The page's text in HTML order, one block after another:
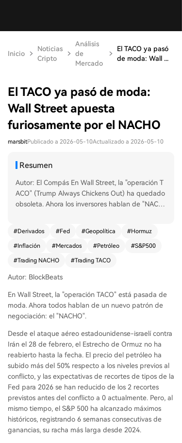
Inicio
Noticias
Cripto
Análisis
de
Mercado
El TACO ya pasó
de moda: Wall ...
El TACO ya pasó de moda:
Wall Street apuesta
furiosamente por el NACHO
marsbitPublicado a 2026-05-10Actualizado a 2026-05-10
Resumen
Autor: El Compás En Wall Street, la "operación T
ACO" (Trump Always Chickens Out) ha quedado
obsoleta. Ahora los inversores hablan de "NACH
z permanecerá cerrado tras los ataques aéreos
de EE.UU. e Israel a Irán a finales de febrero, lo
que mantendrá los precios del petróleo altos de
de marzo. Un mensaje de Trump en Truth Social
anunciando diálogos con Irán hizo rebotar breve
mente los mercados, pero Teherán lo negó. Des
de entonces, el petróleo (Brent) se mantiene po
r encima de los 100 dólares, mientras que el S&P
500 continúa alcanzando máximos históricos. Lo
s mercados ya no se mueven al unísono. NACHO
se refleja en tres derivados: 1) Los seguros marít
imos para cruzar Ormuz se han disparado hasta
el 8% del valor del buque. 2) La curva de futuro
s del petróleo muestra una fuerte situación de
"backwardation", anticipando precios altos a co
rto plazo. 3) Los mercados ahora descuentan ce
ro recortes de tasas por la Fed en 2026 debido
a la inflación energética. Internamente, el merca
#Derivados #Fed #Geopolítica #Hormuz
#Inflación #Mercados #Petróleo #S&P500
#Trading NACHO #Trading TACO
Autor: BlockBeats
En Wall Street, la "operación TACO" está pasada de
moda. Ahora todos hablan de un nuevo patrón de
negociación: el "NACHO".
Desde el ataque aéreo estadounidense-israelí contra
Irán el 28 de febrero, el Estrecho de Ormuz no ha
reabierto hasta la fecha. El precio del petróleo ha
subido más del 50% respecto a los niveles previos al
conflicto, y las expectativas de recortes de tipos de la
Fed para 2026 se han reducido de los 2 recortes
previstos antes del conflicto a 0 actualmente. Pero, al
mismo tiempo, el S&P 500 ha alcanzado máximos
históricos, registrando 6 semanas consecutivas de
ganancias, su racha más larga desde 2024.